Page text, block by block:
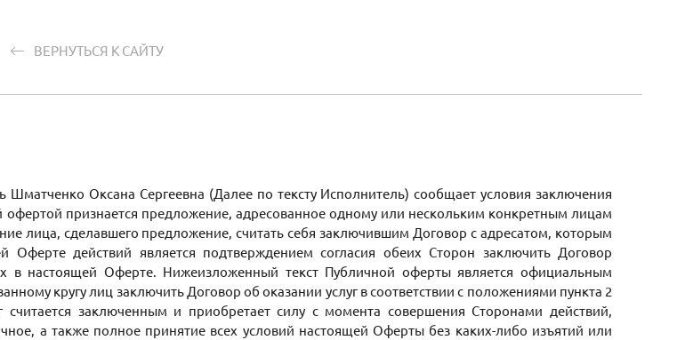
ВЕРНУТЬСЯ К САЙТУ
Оксана Сергеевна (Далее по тексту Исполнитель) сообщает условия заключения
офертой признается предложение, адресованное одному или нескольким конкретным лицам
лица, сделавшего предложение, считать себя заключившим Договор с адресатом, которым
действий является подтверждением согласия обеих Сторон заключить Договор
в настоящей Оферте. Нижеизложенный текст Публичной оферты является официальным
кругу лиц заключить Договор об оказании услуг в соответствии с положениями пункта 2
заключенным и приобретает силу с момента совершения Сторонами действий,
а также полное принятие всех условий настоящей Оферты без каких-либо изъятий или